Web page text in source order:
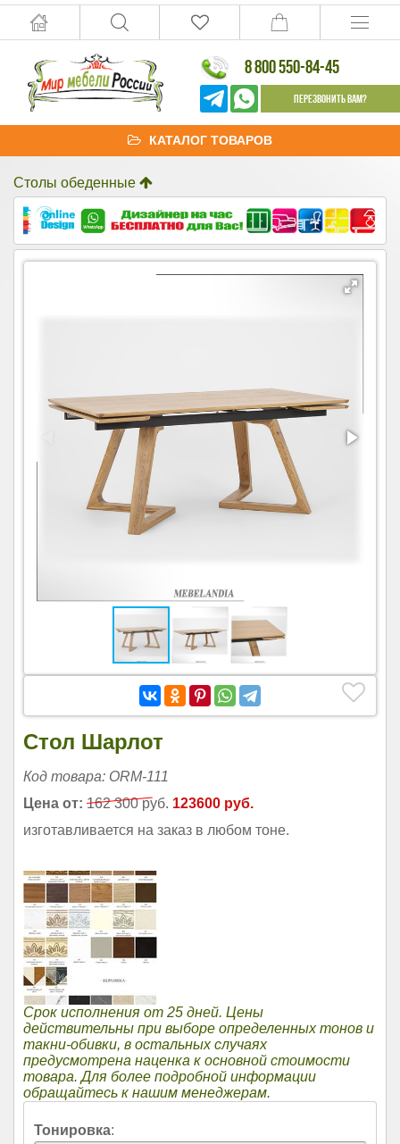
8 800 550-84-45
Перезвонить Вам?
КАТАЛОГ ТОВАРОВ
Столы обеденные
Стол Шарлот
Код товара: ORM-111
Цена от: 162 300 руб. 123600 руб.
изготавливается на заказ в любом тоне.
Срок исполнения от 25 дней. Цены
действительны при выборе определенных тонов и
такни-обивки, в остальных случаях
предусмотрена наценка к основной стоимости
товара. Для более подробной информации
обращайтесь к нашим менеджерам.
Тонировка: